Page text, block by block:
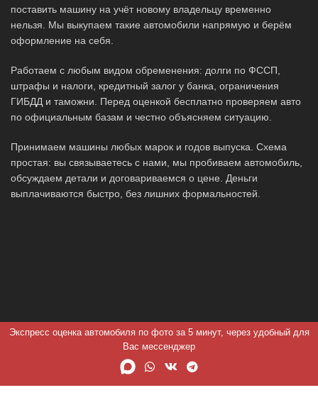
поставить машину на учёт новому владельцу временно
нельзя. Мы выкупаем такие автомобили напрямую и берём
оформление на себя.
Работаем с любым видом обременения: долги по ФССП,
штрафы и налоги, кредитный залог у банка, ограничения
ГИБДД и таможни. Перед оценкой бесплатно проверяем авто
по официальным базам и честно объясняем ситуацию.
Принимаем машины любых марок и годов выпуска. Схема
простая: вы связываетесь с нами, мы пробиваем автомобиль,
обсуждаем детали и договариваемся о цене. Деньги
выплачиваются быстро, без лишних формальностей.
Экспресс оценка автомобиля по фото за 5 минут, через удобный для
Вас мессенджер